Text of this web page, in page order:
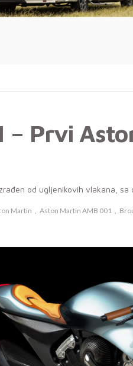
– Prvi
od ugljenikovih vlakana,
Martin Aston Martin AMB 001